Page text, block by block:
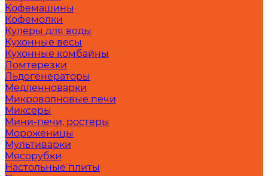
Кофемашины
Кофемолки
Кулеры для воды
Кухонные весы
Кухонные комбайны
Ломтерезки
Льдогенераторы
Медленноварки
Микроволновые печи
Миксеры
Мини-печи, ростеры
Мороженицы
Мультиварки
Мясорубки
Настольные плиты